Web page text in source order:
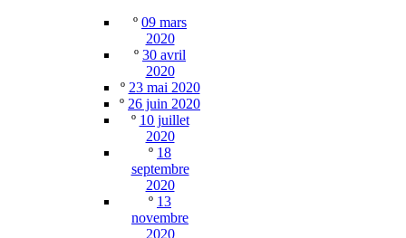
º 09 mars
2020
º 30 avril
2020
º 23 mai 2020
º 26 juin 2020
º 10 juillet
2020
º 18
septembre
2020
º 13
novembre
2020